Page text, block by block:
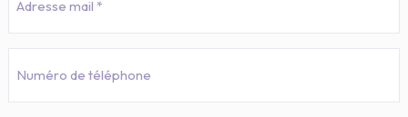
mail
*